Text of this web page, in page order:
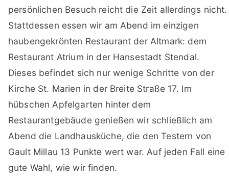
persönlichen Besuch reicht die Zeit allerdings nicht.
Stattdessen essen wir am Abend im einzigen
haubengekrönten Restaurant der Altmark: dem
Restaurant Atrium in der Hansestadt Stendal.
Dieses befindet sich nur wenige Schritte von der
Kirche St. Marien in der Breite Straße 17. Im
hübschen Apfelgarten hinter dem
Restaurantgebäude genießen wir schließlich am
Abend die Landhausküche, die den Testern von
Gault Millau 13 Punkte wert war. Auf jeden Fall eine
gute Wahl, wie wir finden.